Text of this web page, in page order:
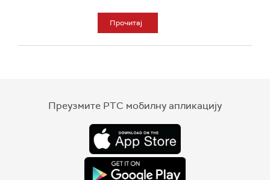
Прочитај
Преузмите РТС мобилну апликацију